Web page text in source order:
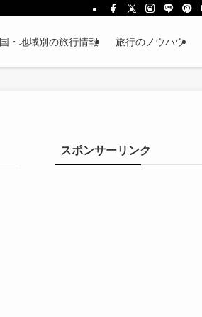
国・地域別の旅行情報 旅行のノウハウ
スポンサーリンク